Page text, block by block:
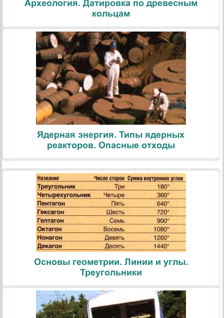
Археология. Датировка по древесным
кольцам
Ядерная энергия. Типы ядерных
реакторов. Опасные отходы
Основы геометрии. Линии и углы.
Треугольники